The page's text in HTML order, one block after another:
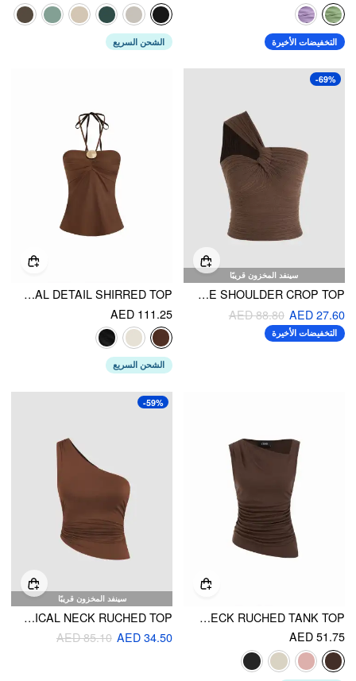
التخفيضات الأخيرة الشحن السريع
سينفد المخزون قريبًا
-69%
ESPRESSO MARTINI ONE SHOULDER CROP TOP
AED 27.60
AED 88.80
التخفيضات الأخيرة
COTTON-BLEND HALTER NECKLINE RUCHED METAL DETAIL SHIRRED TOP
AED 111.25
الشحن السريع
HIGH STRETCH ASYMMETRICAL NECK RUCHED TANK TOP
AED 51.75
سينفد المخزون قريبًا
-59%
CDR ASYMMETRICAL NECK RUCHED TOP
AED 34.50
AED 85.10